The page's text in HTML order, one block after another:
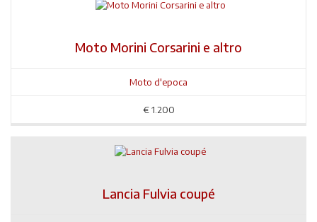
Moto Morini Corsarini e altro
Moto d'epoca
€ 1.200
Lancia Fulvia coupé